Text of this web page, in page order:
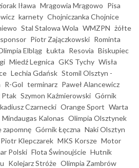
Iława Mrągowia Mrągowo Pisa
karnety Chojniczanka Chojnice
Stal Stalowa Wola WMZPN żółte
sponsor Piotr Zajączkowski Rominta
Elbląg Łukta Resovia Biskupiec
Miedź Legnica GKS Tychy Wisła
Lechia Gdańsk Stomil Olsztyn -
R-Gol terminarz Paweł Alancewicz
Ptak Szymon Kaźmierowski Górnik
Czarnecki Orange Sport Warta
Mindaugas Kalonas Olimpia Olsztynek
zapomnę Górnik Łęczna Naki Olsztyn
Piotr Klepczarek MKS Korsze Motor
Polski Flota Świnoujście Hutnik
Kolejarz Stróże Olimpia Zambrów